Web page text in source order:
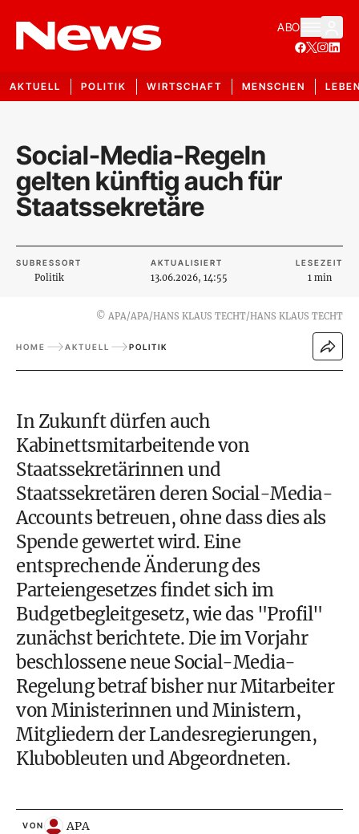
ABO
AKTUELL POLITIK WIRTSCHAFT MENSCHEN
Social-Media-Regeln
gelten künftig auch für
Staatssekretäre
SUBRESSORT
Politik
AKTUALISIERT
13.06.2026, 14:55
LESEZEIT
1 min
© APA/APA/HANS KLAUS TECHT/HANS KLAUS TECHT
HOME AKTUELL POLITIK
In Zukunft dürfen auch
Kabinettsmitarbeitende von
Staatssekretärinnen und
Staatssekretären deren Social-Media-
Accounts betreuen, ohne dass dies als
Spende gewertet wird. Eine
entsprechende Änderung des
Parteiengesetzes findet sich im
Budgetbegleitgesetz, wie das "Profil"
zunächst berichtete. Die im Vorjahr
beschlossene neue Social-Media-
Regelung betraf bisher nur Mitarbeiter
von Ministerinnen und Ministern,
Mitgliedern der Landesregierungen,
Klubobleuten und Abgeordneten.
VON APA